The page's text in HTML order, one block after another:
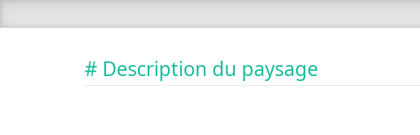
# Description du paysage